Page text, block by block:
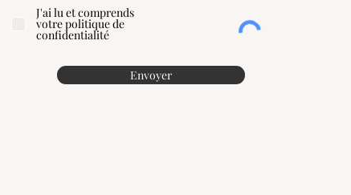
J'ai lu et comprends
votre politique de
confidentialité
Envoyer